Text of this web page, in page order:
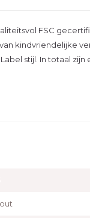
FSC
kindvriendelijke
stijl. In totaal zijn